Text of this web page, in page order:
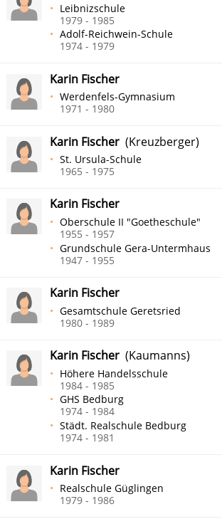
Leibnizschule
1979 - 1985
Adolf-Reichwein-Schule
1974 - 1979
Karin Fischer
Werdenfels-Gymnasium
1971 - 1980
Karin Fischer (Kreuzberger)
St. Ursula-Schule
1965 - 1975
Karin Fischer
Oberschule II "Goetheschule"
1955 - 1957
Grundschule Gera-Untermhaus
1947 - 1955
Karin Fischer
Gesamtschule Geretsried
1980 - 1989
Karin Fischer (Kaumanns)
Höhere Handelsschule
1984 - 1985
GHS Bedburg
1974 - 1984
Städt. Realschule Bedburg
1974 - 1981
Karin Fischer
Realschule Güglingen
1979 - 1986